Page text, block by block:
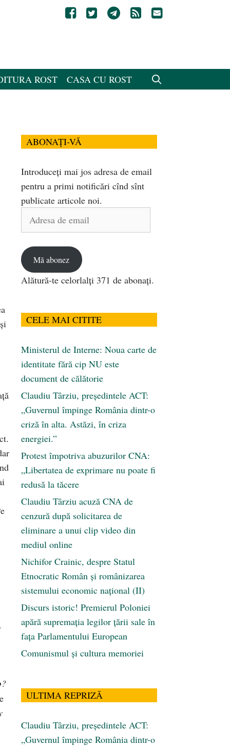
ROST CASA CU ROST
?
ABONAȚI-VĂ
Introduceți mai jos adresa de email
pentru a primi notificări cînd sînt
publicate articole noi.
Adresa
Mă abonez
Alătură-te celorlalți 371 de abonați.
CELE MAI CITITE
Ministerul de Interne: Noua carte de
identitate fără cip NU este
document de călătorie
Claudiu Târziu, președintele ACT:
„Guvernul împinge România dintr-o
criză în alta. Astăzi, în criza
energiei.”
Protest împotriva abuzurilor CNA:
„Libertatea de exprimare nu poate fi
redusă la tăcere
Claudiu Târziu acuză CNA de
cenzură după solicitarea de
eliminare a unui clip video din
mediul online
Nichifor Crainic, despre Statul
Etnocratic Român şi românizarea
sistemului economic naţional (II)
Discurs istoric! Premierul Poloniei
apără supremația legilor țării sale în
fața Parlamentului European
Comunismul şi cultura memoriei
ULTIMA REPRIZĂ
Claudiu Târziu, președintele ACT:
„Guvernul împinge România dintr-o